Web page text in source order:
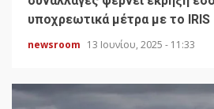
υποχρεωτικά μέτρα με το IRIS
newsroom 13 Ιουνίου, 2025 - 11:33